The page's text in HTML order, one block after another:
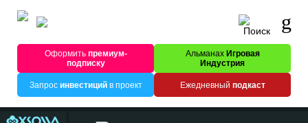
Оформитьпремиум-
подписку
Альманах Игровая
Индустрия
Запрос инвестицийв проект Ежедневный подкаст